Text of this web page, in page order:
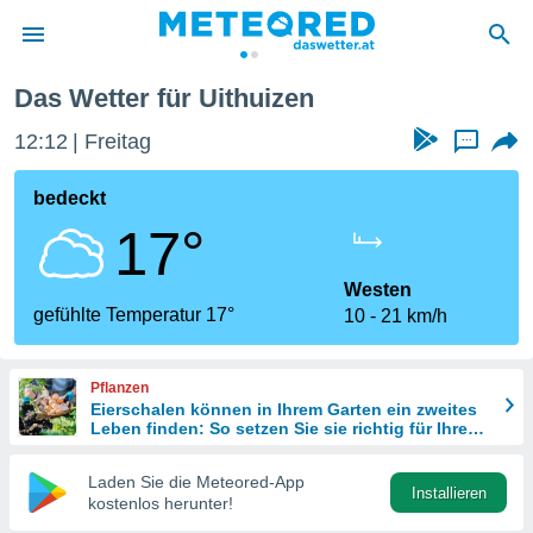
wurde
dass
sind.
diese
Das Wetter für Uithuizen
12:12 Freitag ...
bedeckt
17°
gefühlte Temperatur 17°
Westen
10
21 km/h
Pflanzen
Eierschalen können in Ihrem Garten ein zweites
Leben finden: So setzen Sie sie richtig für Ihre
Laden Sie die Meteored-App
kostenlos herunter!
Installieren